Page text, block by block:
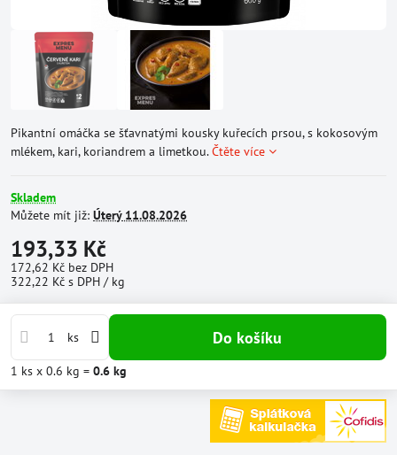
Pikantní omáčka se šťavnatými kousky kuřecích prsou, s kokosovým
mlékem, kari, koriandrem a limetkou.Čtěte více
Skladem
Můžete mít již: Úterý11.08.2026
193,33 Kč
172,62 Kč bez DPH
322,22 Kč s DPH / kg
ks Do košíku
1 ks x 0.6 kg = 0.6 kg